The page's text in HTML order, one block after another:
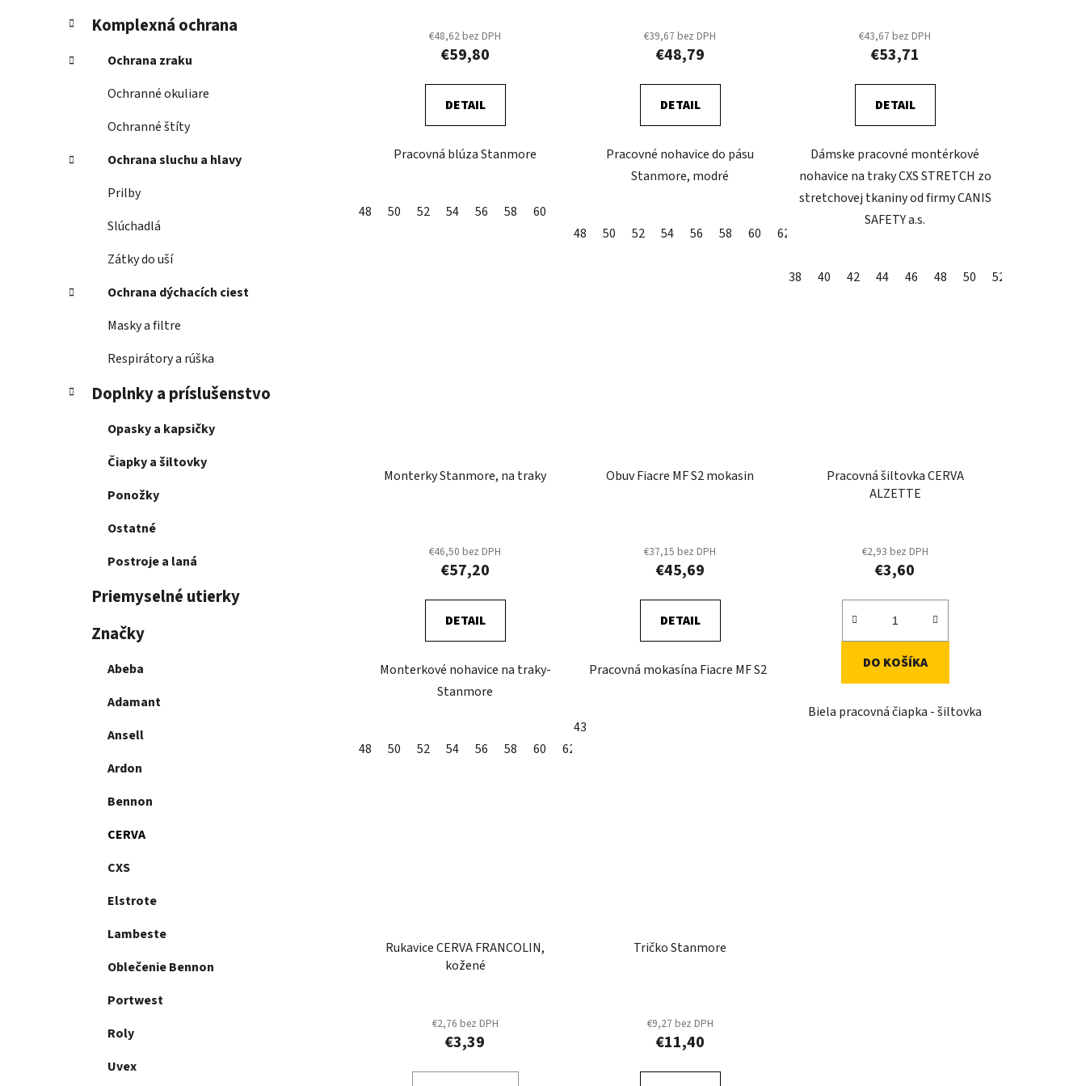
Komplexná ochrana
Ochrana zraku
Ochranné okuliare
Ochranné štíty
Ochrana sluchu a hlavy
Prilby
Slúchadlá
Zátky do uší
Ochrana dýchacích ciest
Masky a filtre
Respirátory a rúška
Doplnky a príslušenstvo
Opasky a kapsičky
Čiapky a šiltovky
Ponožky
Ostatné
Postroje a laná
Priemyselné utierky
Značky
Abeba
Adamant
Ansell
Ardon
Bennon
CERVA
CXS
Elstrote
Lambeste
Oblečenie Bennon
Portwest
Roly
Uvex
€48,62 bez DPH
€59,80
DETAIL
Pracovná blúza Stanmore
48 50 52 54 56 58 60
€39,67 bez DPH
€48,79
DETAIL
Pracovné nohavice do pásu
Stanmore, modré
48 50 52 54 56 58 60 62
€43,67 bez DPH
€53,71
DETAIL
Dámske pracovné montérkové
nohavice na traky CXS STRETCH zo
stretchovej tkaniny od firmy CANIS
SAFETY a.s.
38 40 42 44 46 48 50 52
Monterky Stanmore, na traky
€46,50 bez DPH
€57,20
DETAIL
Monterkové nohavice na traky-
Stanmore
48 50 52 54 56 58 60 62
Obuv Fiacre MF S2 mokasin
€37,15 bez DPH
€45,69
DETAIL
Pracovná mokasína Fiacre MF S2
43
Pracovná šiltovka CERVA
ALZETTE
€2,93 bez DPH
€3,60
DO KOŠÍKA
Biela pracovná čiapka - šiltovka
Rukavice CERVA FRANCOLIN,
kožené
€2,76 bez DPH
€3,39
Tričko Stanmore
€9,27 bez DPH
€11,40